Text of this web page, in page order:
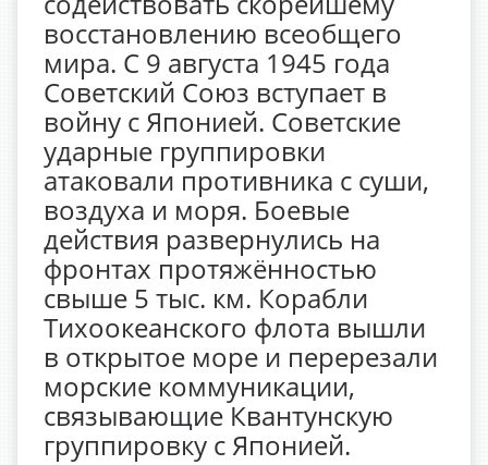
восстановлению всеобщего
мира. С 9 августа 1945 года
Советский Союз вступает в
войну с Японией. Советские
ударные группировки
атаковали противника с суши,
воздуха и моря. Боевые
действия развернулись на
фронтах протяжённостью
свыше 5 тыс. км. Корабли
Тихоокеанского флота вышли
в открытое море и перерезали
морские коммуникации,
связывающие Квантунскую
группировку с Японией.